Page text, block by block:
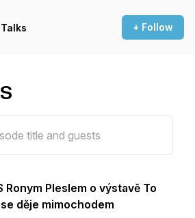
+ Follow
Ronym Pleslem o výstavě To
děje mimochodem